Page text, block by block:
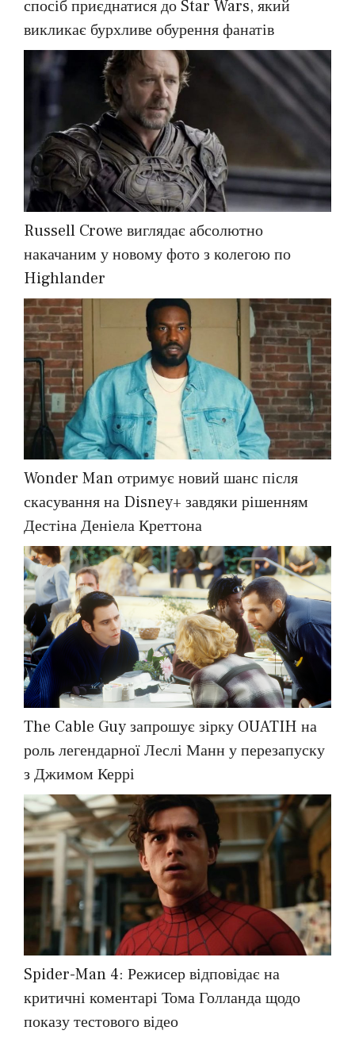
спосіб приєднатися до Star Wars, який
викликає бурхливе обурення фанатів
Russell Crowe виглядає абсолютно
накачаним у новому фото з колегою по
Highlander
Wonder Man отримує новий шанс після
скасування на Disney+ завдяки рішенням
Дестіна Деніела Креттона
The Cable Guy запрошує зірку OUATIH на
роль легендарної Леслі Манн у перезапуску
з Джимом Керрі
Spider-Man 4: Режисер відповідає на
критичні коментарі Тома Голланда щодо
показу тестового відео